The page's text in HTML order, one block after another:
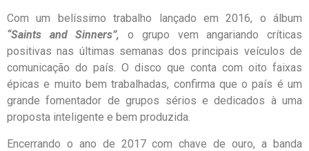
Com um belíssimo trabalho lançado em 2016, o álbum
“Saints and Sinners”,o grupo vem angariando críticas
positivas nas últimas semanas dos principais veículos de
comunicação do país. O disco que conta com oito faixas
épicas e muito bem trabalhadas, confirma que o país é um
grande fomentador de grupos sérios e dedicados à uma
proposta inteligente e bem produzida.
Encerrando o ano de 2017 com chave de ouro, a banda